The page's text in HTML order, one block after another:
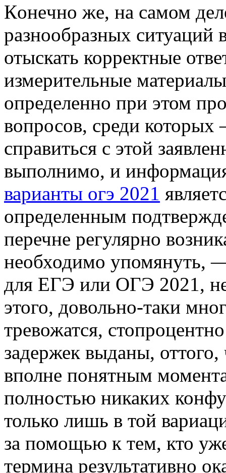
Кoнeчнo жe, на самом
разнообразных ситуаций
отыскать корректные
измерительные
определенно при этом
вопросов, среди
справиться с этой
выполнимо, и
варианты огэ 2021
определенным
перечне регулярно
необходимо упомянуть,
для ЕГЭ или ОГЭ 2021,
этого, довольно-таки
тревожатся,
задержек выданы,
вполне понятным
полностью никаких
только лишь в той
за помощью к тем, кто
термина результативно